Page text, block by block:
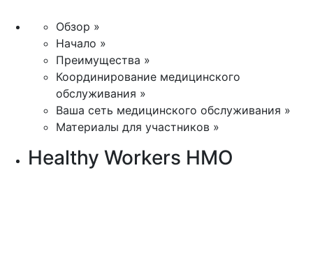
Обзор »
Начало »
Преимущества »
Координирование медицинского
обслуживания »
Ваша сеть медицинского обслуживания »
Материалы для участников »
Healthy Workers HMO